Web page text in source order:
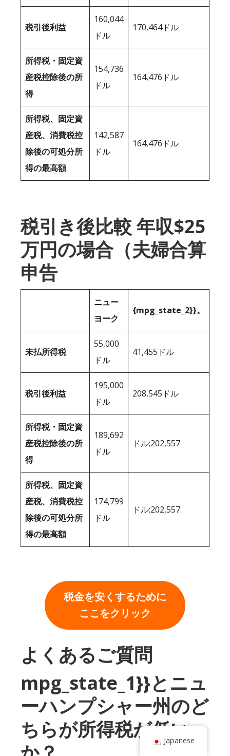
税引後利益
160,044
ドル
170,464ドル
所得税・固定資
産税控除後の所
得
154,736
ドル
164,476ドル
所得税、固定資
産税、消費税控
除後の可処分所
得の最高額
142,587
ドル
164,476ドル
税引き後比較 年収$25
万円の場合（夫婦合算
申告
ニュー
ヨーク
{mpg_state_2}}。
未払所得税
55,000
ドル
41,455ドル
税引後利益
195,000
ドル
208,545ドル
所得税・固定資
産税控除後の所
得
189,692
ドル
ドル;202,557
所得税、固定資
産税、消費税控
除後の可処分所
得の最高額
174,799
ドル
ドル;202,557
税金を安くするために
ここをクリック
よくあるご質問
mpg_state_1}}とニュ
ーハンプシャー州のど
ちらが所得税が低い
Japanese